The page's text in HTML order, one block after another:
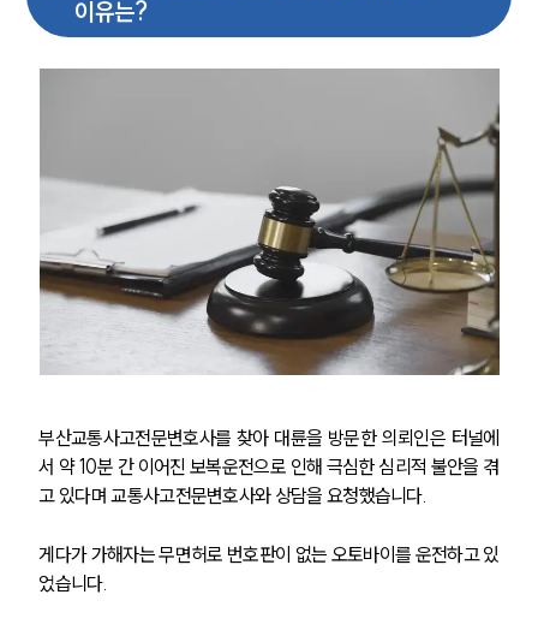
이유는?
부산교통사고전문변호사를 찾아 대륜을 방문한 의뢰인은 터널에
서 약 10분 간 이어진 보복운전으로 인해 극심한 심리적 불안을 겪
고 있다며 교통사고전문변호사와 상담을 요청했습니다.
게다가 가해자는 무면허로 번호판이 없는 오토바이를 운전하고 있
었습니다.